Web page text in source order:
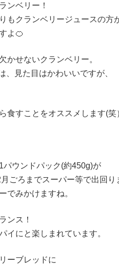
ンベリー！
もクランベリージュースの方
よ🍊
かせないクランベリー。
、見た目はかわいいですが、
食すことをオススメします(笑
パウンドパック(約450g)が
ごろまでスーパー等で出回り
でみかけますね。
ンス！
イにと楽しまれています。
ーブレッドに